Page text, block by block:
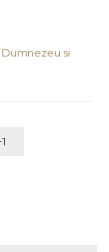
Dumnezeu si